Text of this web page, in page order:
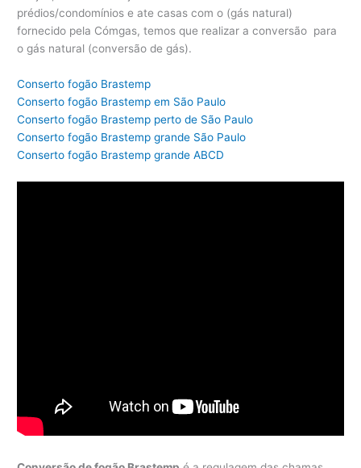
prédios/condomínios e ate casas com o (gás natural)
fornecido pela Cómgas, temos que realizar a conversão para
o gás natural (conversão de gás).
Conserto fogão Brastemp
Conserto fogão Brastemp em São Paulo
Conserto fogão Brastemp perto de São Paulo
Conserto fogão Brastemp grande São Paulo
Conserto fogão Brastemp grande ABCD